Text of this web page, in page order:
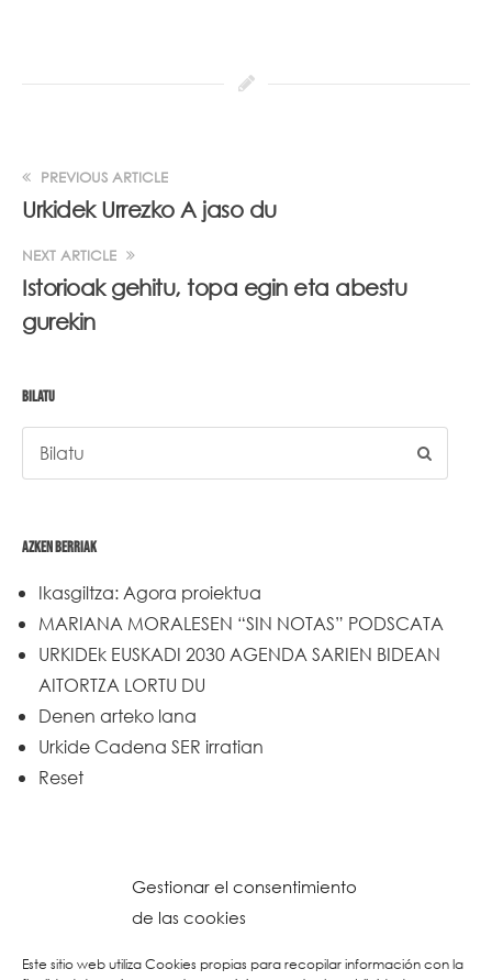
Gestionar el consentimiento
de las cookies
Este sitio web utiliza Cookies propias para recopilar información con la
PREVIOUS ARTICLE
Urkidek Urrezko A jaso du
NEXT ARTICLE
Istorioak gehitu, topa egin eta abestu
gurekin
BILATU
AZKEN BERRIAK
Ikasgiltza: Agora proiektua
MARIANA MORALESEN “SIN NOTAS” PODSCATA
URKIDEk EUSKADI 2030 AGENDA SARIEN BIDEAN
AITORTZA LORTU DU
Denen arteko lana
Urkide Cadena SER irratian
Reset